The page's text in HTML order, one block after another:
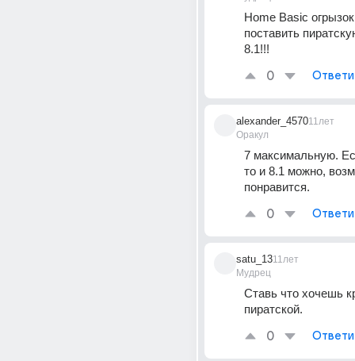
Home Basic
поставить
8.1!!!
0
alexander_4570
Оракул
11лет
7 максимальную.
то и 8.1 можно,
понравится.
0
satu_13
Мудрец
11лет
Ставь что хочешь
пиратской.
0